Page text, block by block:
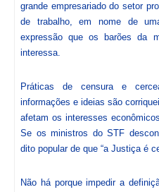
grande empresariado do setor
de trabalho, em nome de
expressão que os barões da
interessa.
Práticas de censura e
informações e ideias são
afetam os interesses
Se os ministros do STF
dito popular de que “a Justiça é
Não há porque impedir a